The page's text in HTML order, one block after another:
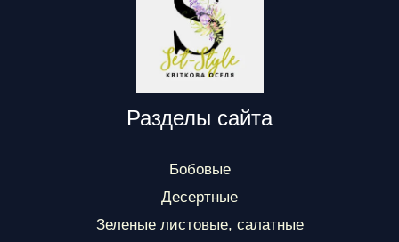
Разделы сайта
Бобовые
Десертные
Зеленые листовые, салатные